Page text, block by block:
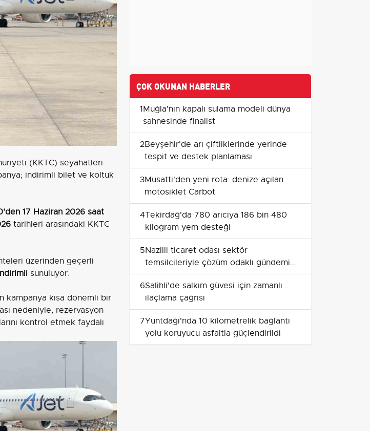
(KKTC) seyahatleri
indirimli bilet ve koltuk
17 Haziran 2026 saat
tarihleri arasındaki KKTC
üzerinden geçerli
sunuluyor.
kampanya kısa dönemli bir
nedeniyle, rezervasyon
kontrol etmek faydalı
ÇOK OKUNAN HABERLER
1Muğla'nın kapalı sulama modeli dünya
sahnesinde finalist
2Beyşehir'de arı çiftliklerinde yerinde
tespit ve destek planlaması
3Musatti'den yeni rota: denize açılan
motosiklet Carbot
4Tekirdağ'da 780 arıcıya 186 bin 480
kilogram yem desteği
5Nazilli ticaret odası sektör
temsilcileriyle çözüm odaklı gündemi
paylaştı
6Salihli'de salkım güvesi için zamanlı
ilaçlama çağrısı
7Yuntdağı'nda 10 kilometrelik bağlantı
yolu koruyucu asfaltla güçlendirildi